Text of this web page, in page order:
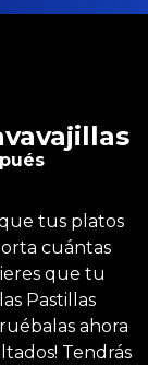
tus platos
cuántas
que tu
Pastillas
ahora
Tendrás